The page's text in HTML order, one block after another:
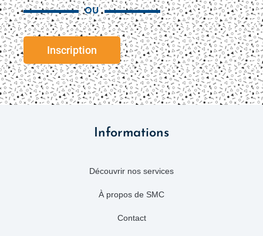
OU
Inscription
Informations
Découvrir nos services
À propos de SMC
Contact